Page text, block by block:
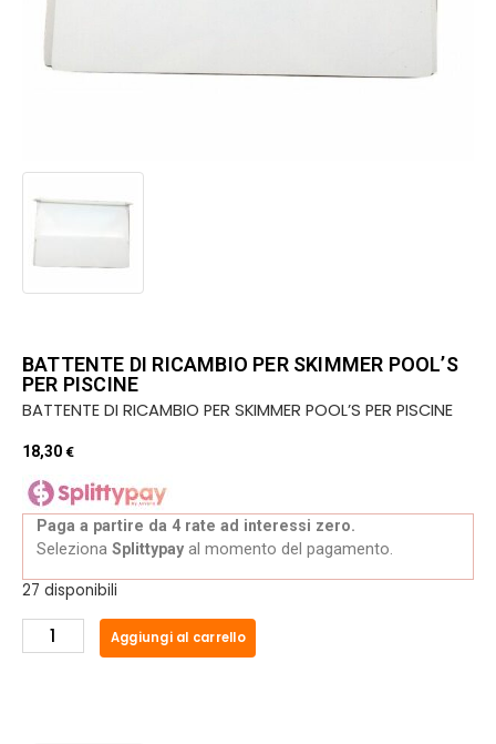
BATTENTE DI RICAMBIO PER SKIMMER POOL’S
PER PISCINE
BATTENTE DI RICAMBIO PER SKIMMER POOL’S PER PISCINE
18,30€
Paga a partire da 4 rate ad interessi zero.
Seleziona Splittypay al momento del pagamento.
27 disponibili
Aggiungi al carrello